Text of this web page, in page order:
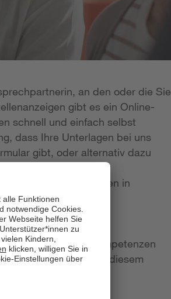
an den oder die Sie
gibt es ein Online-
schnell und einfach selbst
dass Ihre Unterlagen bei uns
gibt, oder alternativ dazu
Mail-Adresse ist in der
auch Bewerbungen in
Fähigkeiten und Kompetenzen
Aus diesem